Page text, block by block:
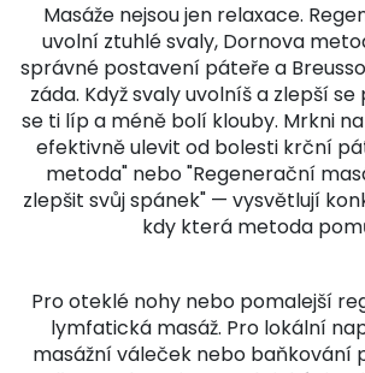
Masáže nejsou jen relaxace.
uvolní ztuhlé svaly, Dornova
správné postavení páteře a
záda. Když svaly uvolníš a zlepší
se ti líp a méně bolí klouby. Mrkni
efektivně ulevit od bolesti krční
metoda" nebo "Regenerační
zlepšit svůj spánek" — vysvětlují
kdy která metoda
Pro oteklé nohy nebo pomalejší
lymfatická masáž. Pro lokální
masážní váleček nebo baňkování